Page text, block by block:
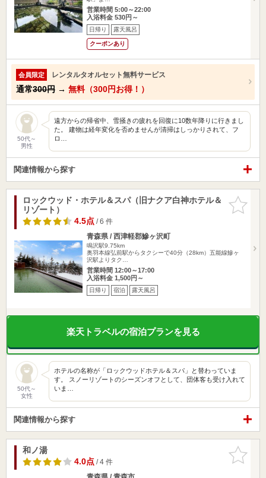
営業時間 5:00～22:00
入浴料金 530円～
日帰り 露天風呂
クーポンあり
会員限定 レンタルタオルセット無料サービス
通常300円 → 無料（300円お得！）
50代～
男性
遠方からの帰省中、雪掻きの疲れを回復に10数年降りに行きまし
た。 建物は経年変化を否めませんが清掃はしっかりされて、フ
ロ…
関連情報から探す
お気に入
りに追加
ロックウッド・ホテル＆スパ（旧ナクア白神ホテル＆
リゾート）
4.5点/ 6 件
青森県 / 西津軽郡鰺ヶ沢町
鳴沢駅9.75km
奥羽本線弘前駅からタクシーで40分（28km）五能線鰺ヶ
沢駅よりタク…
営業時間 12:00～17:00
入浴料金 1,500円～
日帰り 宿泊 露天風呂
楽天トラベルの宿泊プランを見る
50代～
女性
ホテルの名称が「ロックウッドホテル＆スパ」と替わっていま
す。 スノーリゾートのシーズンオフとして、団体客も受け入れて
いま…
関連情報から探す
お気に入
りに追加
和ノ湯
4.0点/ 4 件